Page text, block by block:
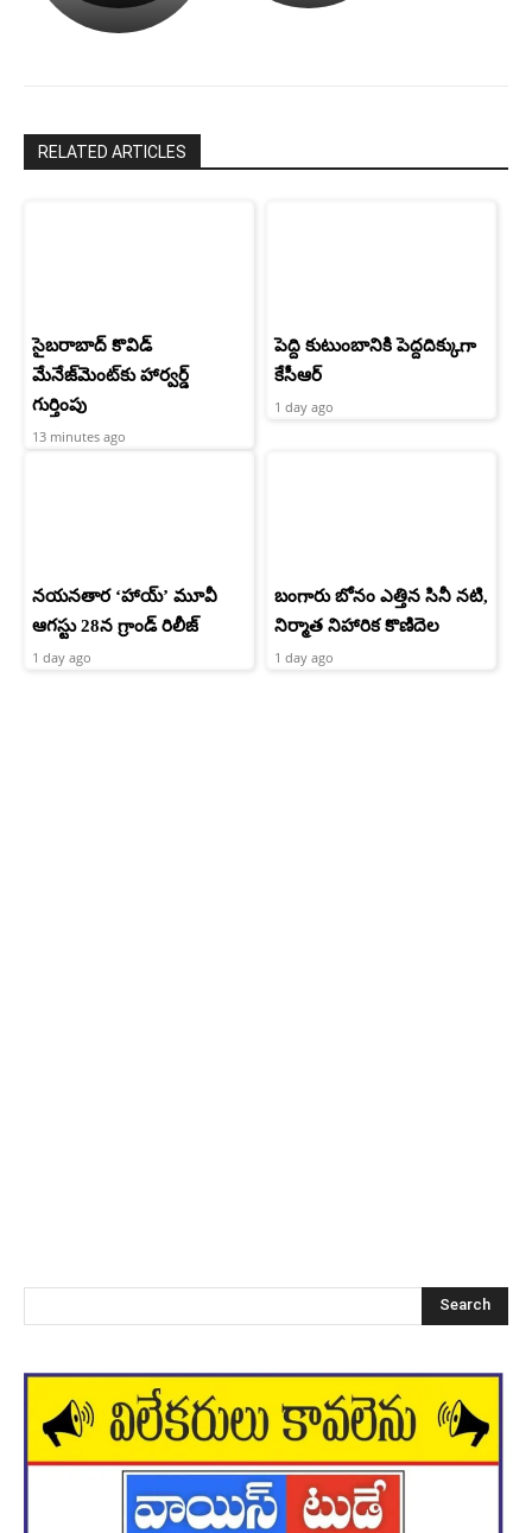
రామ్
RELATED ARTICLES
సైబరాబాద్‌ కొవిడ్‌
మేనేజ్‌మెంట్‌కు హార్వర్డ్‌
గుర్తింపు
13 minutes ago
పెద్ది కుటుంబానికి పెద్దదిక్కుగా
కేసీఆర్
1 day ago
నయనతార ‘హాయ్’ మూవీ
ఆగస్టు 28న గ్రాండ్ రిలీజ్
1 day ago
బంగారు బోనం ఎత్తిన సినీ నటి,
నిర్మాత నిహారిక కొణిదెల
1 day ago
Search